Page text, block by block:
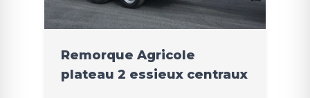
Remorque Agricole
plateau 2 essieux centraux